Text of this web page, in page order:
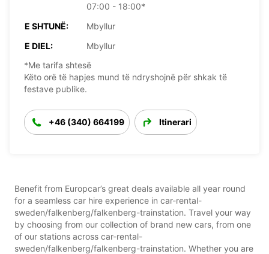
07:00 - 18:00*
E SHTUNË:
Mbyllur
E DIEL:
Mbyllur
*Me tarifa shtesë
Këto orë të hapjes mund të ndryshojnë për shkak të
festave publike.
+46 (340) 664199 Itinerari
Benefit from Europcar’s great deals available all year round
for a seamless car hire experience in car-rental-
sweden/falkenberg/falkenberg-trainstation. Travel your way
by choosing from our collection of brand new cars, from one
of our stations across car-rental-
sweden/falkenberg/falkenberg-trainstation. Whether you are